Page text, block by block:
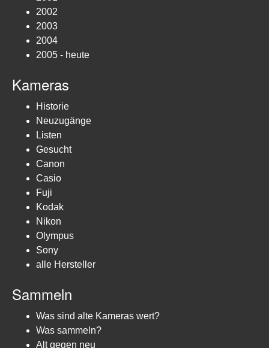
2002
2003
2004
2005 - heute
Kameras
Historie
Neuzugänge
Listen
Gesucht
Canon
Casio
Fuji
Kodak
Nikon
Olympus
Sony
alle Hersteller
Sammeln
Was sind alte Kameras wert?
Was sammeln?
Alt gegen neu